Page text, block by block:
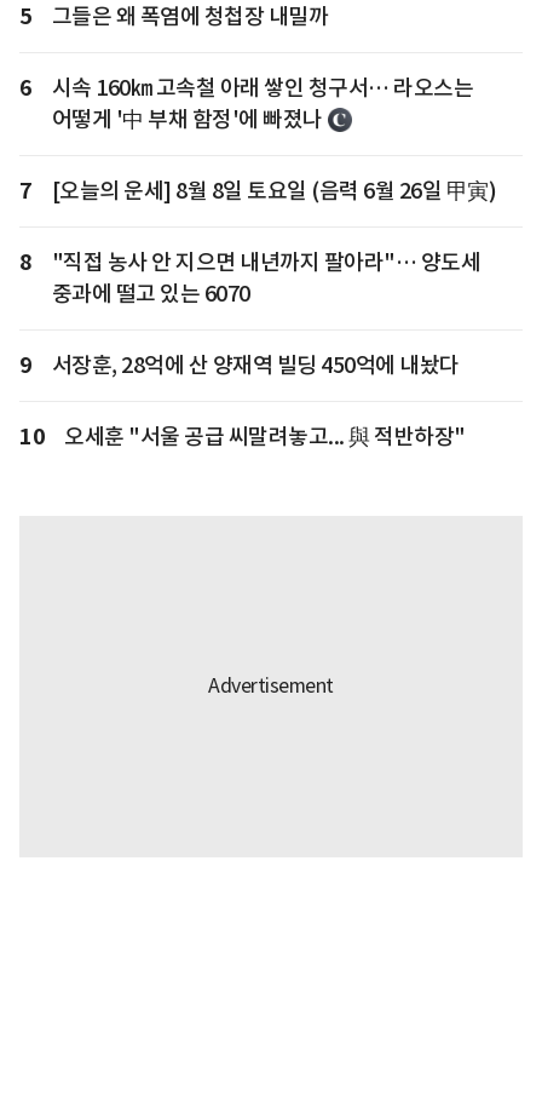
5 그들은 왜 폭염에 청첩장 내밀까
6
시속 160㎞ 고속철 아래 쌓인 청구서… 라오스는
어떻게 '中 부채 함정'에 빠졌나
7 [오늘의 운세] 8월 8일 토요일 (음력 6월 26일 甲寅)
8
"직접 농사 안 지으면 내년까지 팔아라"… 양도세
중과에 떨고 있는 6070
9 서장훈, 28억에 산 양재역 빌딩 450억에 내놨다
10 오세훈 "서울 공급 씨말려놓고... 與 적반하장"